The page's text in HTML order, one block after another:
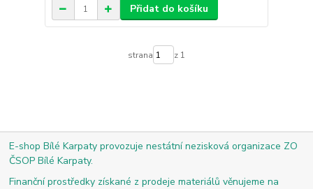
Přidat do košíku
strana z 1
E-shop Bílé Karpaty provozuje nestátní nezisková organizace ZO
ČSOP Bílé Karpaty.
Finanční prostředky získané z prodeje materiálů věnujeme na